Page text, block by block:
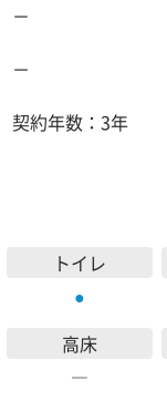
－
－
契約年数：3年
トイレ
●
高床
―